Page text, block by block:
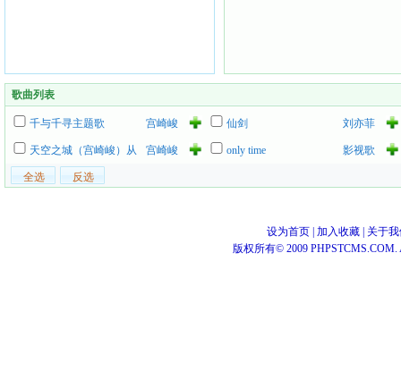
歌曲列表
千与千寻主题歌 宫崎峻 仙剑 刘亦菲
天空之城（宫崎峻）从
天而降的少女
宫崎峻 only time
影视歌
设为首页 加入收藏
关于
版权所有© 2009 PHPSTCMS.COM.